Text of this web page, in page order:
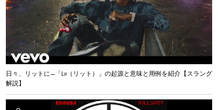
日々、リットに—「Lit（リット）」の起源と意味と用例を紹介【スラング
解説】